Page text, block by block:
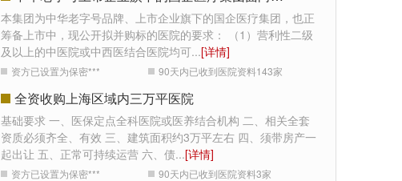
本集团为中华老字号品牌、上市企业旗下的国企医疗集团，也正
筹备上市中，现公开拟并购标的医院的要求： （1）营利性二级
及以上的中医院或中西医结合医院均可...[详情]
资方已设置为保密*** 90天内已收到医院资料143家
全资收购上海区域内三万平医院
基础要求 一、医保定点全科医院或医养结合机构 二、相关全套
资质必须齐全、有效 三、建筑面积约3万平左右 四、须带房产一
起出让 五、正常可持续运营 六、债...[详情]
资方已设置为保密*** 90天内已收到医院资料3家